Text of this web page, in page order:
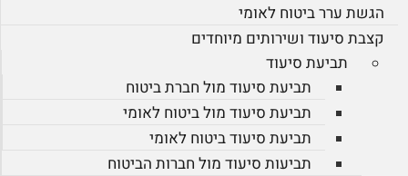
הגשת ערר ביטוח לאומי
קצבת סיעוד ושירותים מיוחדים
תביעת סיעוד
תביעת סיעוד מול חברת ביטוח
תביעת סיעוד מול ביטוח לאומי
תביעת סיעוד ביטוח לאומי
תביעות סיעוד מול חברות הביטוח